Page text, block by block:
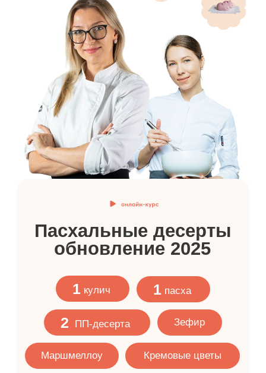
Вечный доступк урокам
Именной сертификат
установленного образца
Обратная связь и
поддержка от куратора
Домашние заданияи рецепты
Модуль с рекомендациями по
инвентарю и ингредиентам
От Марины Федоровой:
пасхальные ПП-десерты без
сахара и глютена
От Елены Тугановой:десерты
и декор из зефира, маршмеллоу
и кремовых цветов
ЗАПИСАТЬСЯ
ПОЛНАЯ ПРОГРАММА
в рассрочку без переплат на 12 месяцев
5.990 ₽ -45%
От Алексея Осипова:
и авторские куличи, пасхи, торт
и порционные десерты